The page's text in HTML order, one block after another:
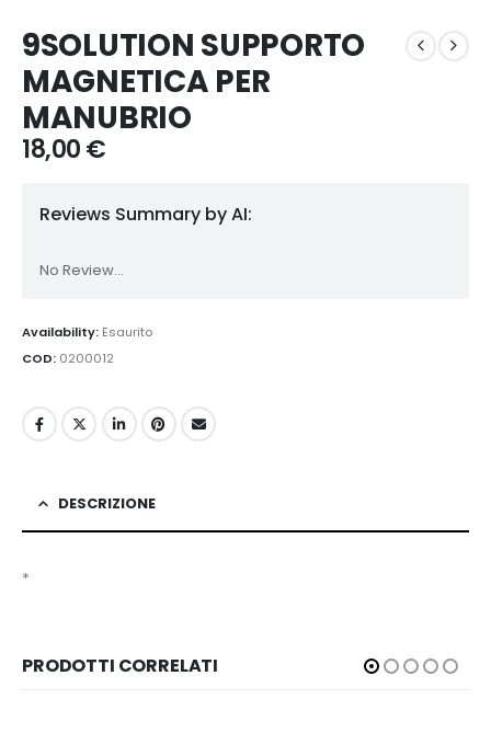
9SOLUTION SUPPORTO
MAGNETICA PER
MANUBRIO
18,00€
Reviews Summary by AI:
No Review...
Availability: Esaurito
COD: 0200012
DESCRIZIONE
*
PRODOTTI CORRELATI